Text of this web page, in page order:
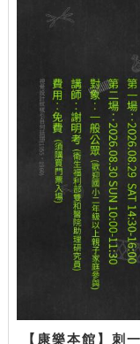
【康樂本館】刺